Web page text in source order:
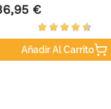
€
Añadir Al Carrito